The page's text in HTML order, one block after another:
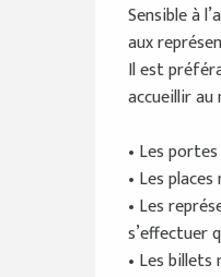
Sensible à
aux
Il est
accueillir au
• Les
• Les
• Les
s’effectuer
• Les billets